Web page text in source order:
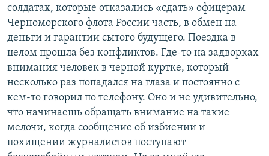
солдатах, которые отказались «сдать» офицерам
Черноморского флота России часть, в обмен на
деньги и гарантии сытого будущего. Поездка в
целом прошла без конфликтов. Где-то на задворках
внимания человек в черной куртке, который
несколько раз попадался на глаза и постоянно с
кем-то говорил по телефону. Оно и не удивительно,
что начинаешь обращать внимание на такие
мелочи, когда сообщение об избиении и
похищении журналистов поступают